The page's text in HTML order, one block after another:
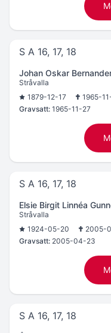
S A 16, 17, 18
Johan Oskar
Stråvalla
1879-12-17
1965-
Gravsatt: 1965-11-27
S A 16, 17, 18
Elsie Birgit Linnéa
Stråvalla
1924-05-20
2005-
Gravsatt: 2005-04-23
S A 16, 17, 18